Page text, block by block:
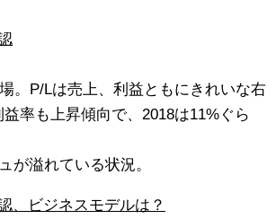
。P/Lは売上、利益ともにきれいな右
率も上昇傾向で、2018は11%ぐら
が溢れている状況。
、ビジネスモデルは？